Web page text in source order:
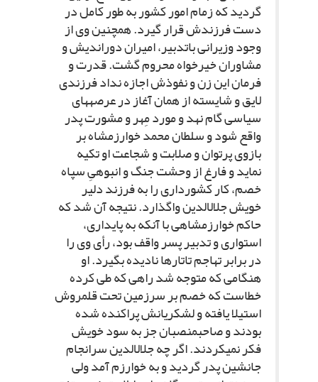
گردید که زمام امور کشور به طور کامل در
دست فرزندش قرار گیرد. همچنین وى از
وجود وزیرانى باتدبیر، امیران دوراندیش و
مشاوران خیرخواه محروم گشت. قدرت و
فرمان این زن و نفوذش اجازه نداد فرزندى
لایق و شایسته از همان آغاز در عرصه‏هاى
سیاسى گام نهد و مورد مِهر و مشورت پدر
واقع شود و سلطان محمد خوارزمشاه بر
بازوى پرتوان و صلابت و شجاعت او تکیه
نماید و فارغ از وحشت جنگ و انبوهىِ سپاه
خصم، کار کشوردارى را به فرزند دلیر
خویش جلال‏الدین واگذارد. نتیجه آن شد که
حاکم خوارزمشاهى با آنکه به پایدارى،
استوارى و تدبیر پسر واقف بود، رأى وى را
در برابر تهاجم تاتارها نادیده بگیرد. او
هنگامى که متوجه شد راهى که طى کرده
خطاست که خصم بر سرزمین تحت قلمروش
استیلا یافته و لشکریانش پراکنده شده
بودند و صاحب‏منصبان جز به سود خویش
فکر نمى‏کردند. اگر چه جلال‏الدین سرانجام
جانشین پدر گردید و به خوارزم آمد ولى